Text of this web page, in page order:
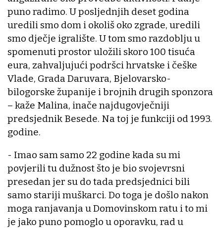
puno radimo. U posljednjih deset godina
uredili smo dom i okoliš oko zgrade, uredili
smo dječje igralište. U tom smo razdoblju u
spomenuti prostor uložili skoro 100 tisuća
eura, zahvaljujući podršci hrvatske i češke
Vlade, Grada Daruvara, Bjelovarsko-
bilogorske županije i brojnih drugih sponzora
– kaže Malina, inače najdugovječniji
predsjednik Besede. Na toj je funkciji od 1993.
godine.
- Imao sam samo 22 godine kada su mi
povjerili tu dužnost što je bio svojevrsni
presedan jer su do tada predsjednici bili
samo stariji muškarci. Do toga je došlo nakon
moga ranjavanja u Domovinskom ratu i to mi
je jako puno pomoglo u oporavku, rad u